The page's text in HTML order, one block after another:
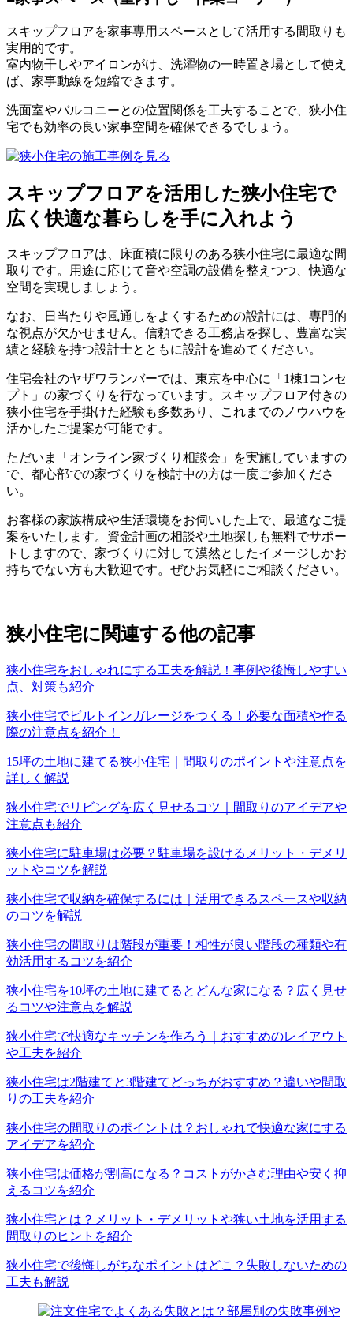
スキップフロアを家事専用スペースとして活用する間取りも
実用的です。
室内物干しやアイロンがけ、洗濯物の一時置き場として使え
ば、家事動線を短縮できます。
洗面室やバルコニーとの位置関係を工夫することで、狭小住
宅でも効率の良い家事空間を確保できるでしょう。
スキップフロアを活用した狭小住宅で
広く快適な暮らしを手に入れよう
スキップフロアは、床面積に限りのある狭小住宅に最適な間
取りです。用途に応じて音や空調の設備を整えつつ、快適な
空間を実現しましょう。
なお、日当たりや風通しをよくするための設計には、専門的
な視点が欠かせません。信頼できる工務店を探し、豊富な実
績と経験を持つ設計士とともに設計を進めてください。
住宅会社のヤザワランバーでは、東京を中心に「1棟1コンセ
プト」の家づくりを行なっています。スキップフロア付きの
狭小住宅を手掛けた経験も多数あり、これまでのノウハウを
活かしたご提案が可能です。
ただいま「オンライン家づくり相談会」を実施していますの
で、都心部での家づくりを検討中の方は一度ご参加くださ
い。
お客様の家族構成や生活環境をお伺いした上で、最適なご提
案をいたします。資金計画の相談や土地探しも無料でサポー
トしますので、家づくりに対して漠然としたイメージしかお
持ちでない方も大歓迎です。ぜひお気軽にご相談ください。
狭小住宅に関連する他の記事
狭小住宅をおしゃれにする工夫を解説！事例や後悔しやすい
点、対策も紹介
狭小住宅でビルトインガレージをつくる！必要な面積や作る
際の注意点を紹介！
15坪の土地に建てる狭小住宅｜間取りのポイントや注意点を
詳しく解説
狭小住宅でリビングを広く見せるコツ｜間取りのアイデアや
注意点も紹介
狭小住宅に駐車場は必要？駐車場を設けるメリット・デメリ
ットやコツを解説
狭小住宅で収納を確保するには｜活用できるスペースや収納
のコツを解説
狭小住宅の間取りは階段が重要！相性が良い階段の種類や有
効活用するコツを紹介
狭小住宅を10坪の土地に建てるとどんな家になる？広く見せ
るコツや注意点を解説
狭小住宅で快適なキッチンを作ろう｜おすすめのレイアウト
や工夫を紹介
狭小住宅は2階建てと3階建てどっちがおすすめ？違いや間取
りの工夫を紹介
狭小住宅の間取りのポイントは？おしゃれで快適な家にする
アイデアを紹介
狭小住宅は価格が割高になる？コストがかさむ理由や安く抑
えるコツを紹介
狭小住宅とは？メリット・デメリットや狭い土地を活用する
間取りのヒントを紹介
狭小住宅で後悔しがちなポイントはどこ？失敗しないための
工夫も解説